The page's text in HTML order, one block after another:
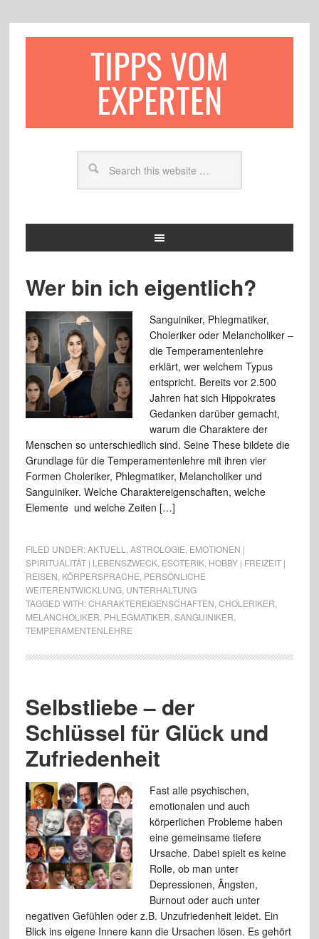
TIPPS VOM
EXPERTEN
Wer bin ich eigentlich?
Sanguiniker, Phlegmatiker,
Choleriker oder Melancholiker –
die Temperamentenlehre
erklärt, wer welchem Typus
entspricht. Bereits vor 2.500
Jahren hat sich Hippokrates
Gedanken darüber gemacht,
warum die Charaktere der
Menschen so unterschiedlich sind. Seine These bildete die
Grundlage für die Temperamentenlehre mit ihren vier
Formen Choleriker, Phlegmatiker, Melancholiker und
Sanguiniker. Welche Charaktereigenschaften, welche
Elemente und welche Zeiten […]
FILED UNDER:AKTUELL ASTROLOGIE EMOTIONEN |
SPIRITUALITÄT | LEBENSZWECK, ESOTERIK, HOBBY | FREIZEIT |
REISEN KÖRPERSPRACHE PERSÖNLICHE
WEITERENTWICKLUNG, UNTERHALTUNG
TAGGED WITH:CHARAKTEREIGENSCHAFTEN CHOLERIKER
MELANCHOLIKER PHLEGMATIKER SANGUINIKER
TEMPERAMENTENLEHRE
Selbstliebe – der
Schlüssel für Glück und
Zufriedenheit
Fast alle psychischen,
emotionalen und auch
körperlichen Probleme haben
eine gemeinsame tiefere
Ursache. Dabei spielt es keine
Rolle, ob man unter
Depressionen, Ängsten,
Burnout oder auch unter
negativen Gefühlen oder z.B. Unzufriedenheit leidet. Ein
Blick ins eigene Innere kann die Ursachen lösen. Es gehört